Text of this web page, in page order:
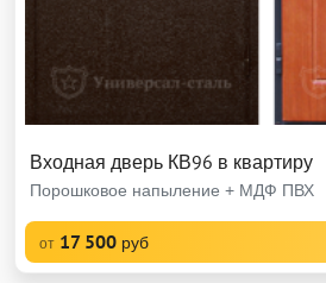
Входная дверь КВ96 в квартиру
Порошковое напыление + МДФ ПВХ
от 17 500 руб